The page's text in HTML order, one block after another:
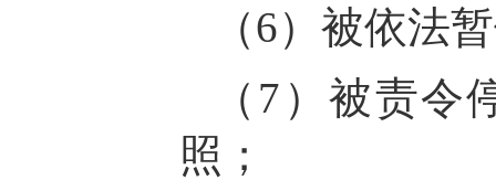
（6）被依法
（7）被责
照；